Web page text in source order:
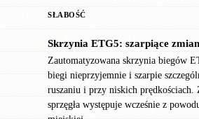
SŁABOŚĆ
Skrzynia ETG5: szarpiące
Zautomatyzowana skrzynia biegów
biegi nieprzyjemnie i szarpie
ruszaniu i przy niskich prędkościach.
sprzęgła występuje wcześnie z